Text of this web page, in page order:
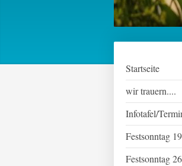
Startseite
wir trauern....
Infotafel/
Festsonntag
Festsonntag